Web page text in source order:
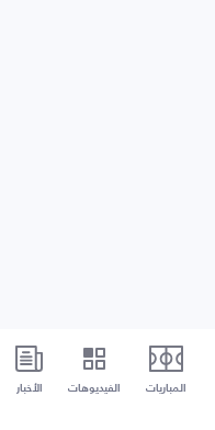
المباريات الفيديوهات الأخبار